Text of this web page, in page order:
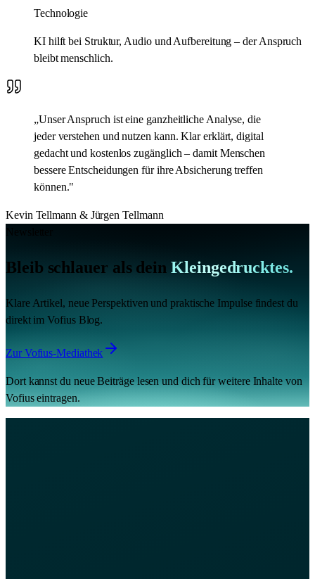
Technologie
KI hilft bei Struktur, Audio und Aufbereitung – der Anspruch
bleibt menschlich.
„Unser Anspruch ist eine ganzheitliche Analyse, die
jeder verstehen und nutzen kann. Klar erklärt, digital
gedacht und kostenlos zugänglich – damit Menschen
bessere Entscheidungen für ihre Absicherung treffen
können."
Kevin Tellmann & Jürgen Tellmann
Bleib schlauer als dein Kleingedrucktes.
Klare Artikel, neue Perspektiven und praktische Impulse findest du
direkt im Vofius Blog.
Zur Vofius-Mediathek
Dort kannst du neue Beiträge lesen und dich für weitere Inhalte von
Vofius eintragen.